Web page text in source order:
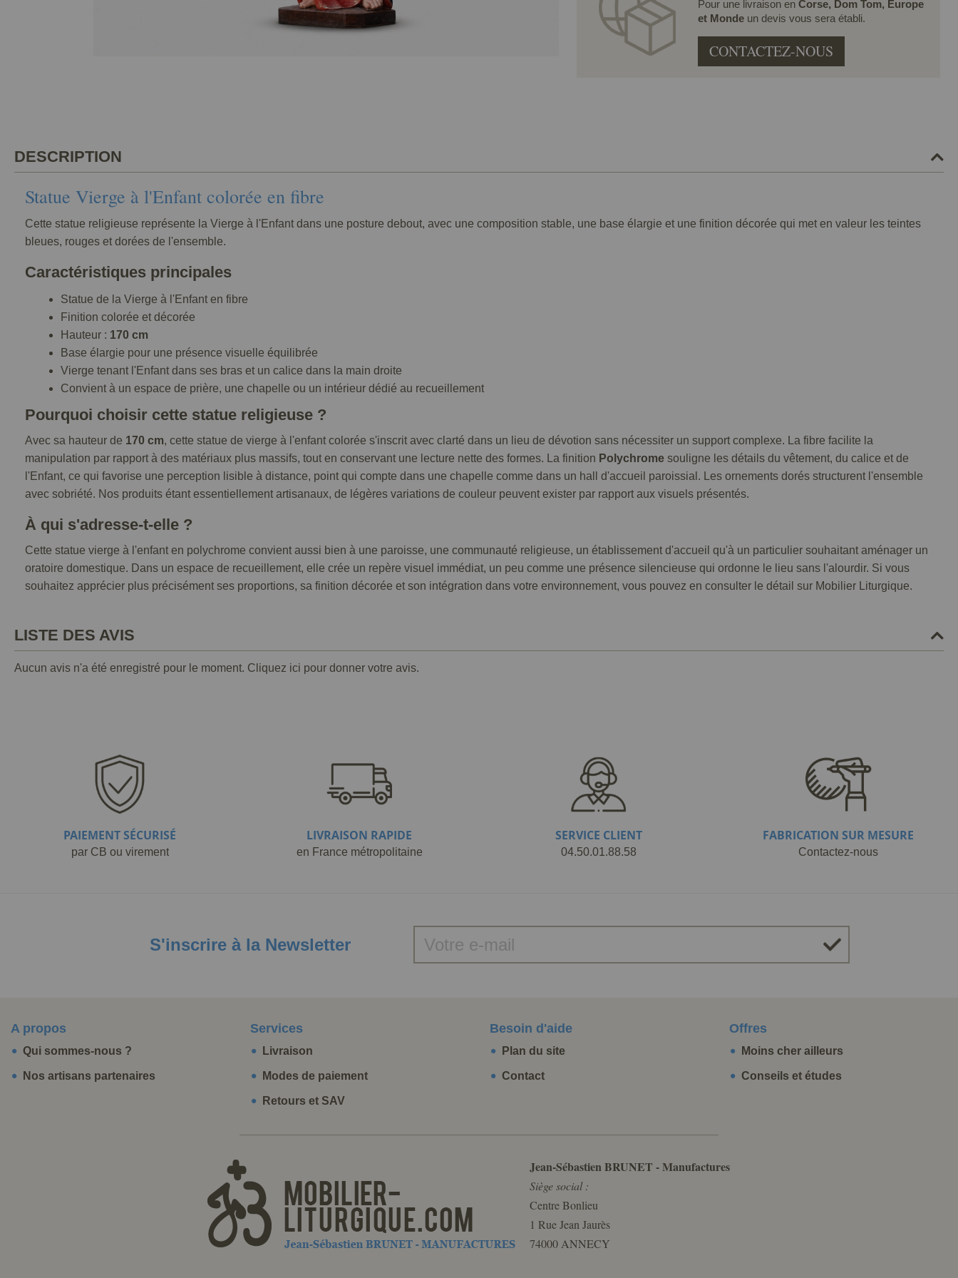
Pour une livraison en Corse, Dom Tom, Europe
et Monde un devis vous sera établi.
CONTACTEZ-NOUS
DESCRIPTION
Statue Vierge à l'Enfant colorée en fibre
Cette statue religieuse représente la Vierge à l'Enfant dans une posture debout, avec une composition stable, une base élargie et une finition décorée qui met en valeur les teintes
bleues, rouges et dorées de l'ensemble.
Caractéristiques principales
Statue de la Vierge à l'Enfant en fibre
Finition colorée et décorée
Hauteur : 170 cm
Base élargie pour une présence visuelle équilibrée
Vierge tenant l'Enfant dans ses bras et un calice dans la main droite
Convient à un espace de prière, une chapelle ou un intérieur dédié au recueillement
Pourquoi choisir cette statue religieuse ?
Avec sa hauteur de 170 cm, cette statue de vierge à l'enfant colorée s'inscrit avec clarté dans un lieu de dévotion sans nécessiter un support complexe. La fibre facilite la
manipulation par rapport à des matériaux plus massifs, tout en conservant une lecture nette des formes. La finition Polychrome souligne les détails du vêtement, du calice et de
l'Enfant, ce qui favorise une perception lisible à distance, point qui compte dans une chapelle comme dans un hall d'accueil paroissial. Les ornements dorés structurent l'ensemble
avec sobriété. Nos produits étant essentiellement artisanaux, de légères variations de couleur peuvent exister par rapport aux visuels présentés.
À qui s'adresse-t-elle ?
Cette statue vierge à l'enfant en polychrome convient aussi bien à une paroisse, une communauté religieuse, un établissement d'accueil qu'à un particulier souhaitant aménager un
oratoire domestique. Dans un espace de recueillement, elle crée un repère visuel immédiat, un peu comme une présence silencieuse qui ordonne le lieu sans l'alourdir. Si vous
souhaitez apprécier plus précisément ses proportions, sa finition décorée et son intégration dans votre environnement, vous pouvez en consulter le détail sur Mobilier Liturgique.
LISTE DES AVIS
Aucun avis n'a été enregistré pour le moment. Cliquez ici pour donner votre avis.
PAIEMENT SÉCURISÉ
par CB ou virement
LIVRAISON RAPIDE
en France métropolitaine
SERVICE CLIENT
04.50.01.88.58
FABRICATION SUR MESURE
Contactez-nous
S'inscrire à la Newsletter
A propos
Qui sommes-nous ?
Nos artisans partenaires
Services
Livraison
Modes de paiement
Retours et SAV
Besoin d'aide
Plan du site
Contact
Offres
Moins cher ailleurs
Conseils et études
Jean-Sébastien BRUNET - Manufactures
Siège social :
Centre Bonlieu
1 Rue Jean Jaurès
74000 ANNECY